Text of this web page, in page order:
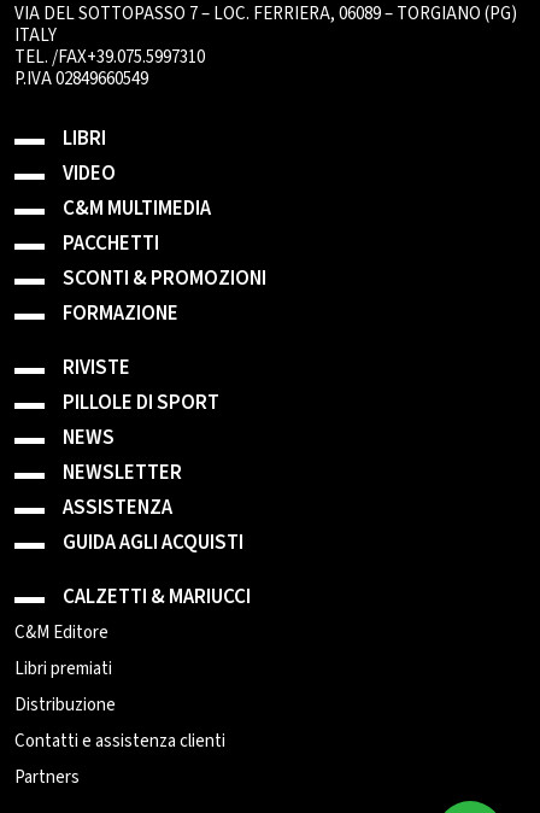
VIA DEL SOTTOPASSO 7 – LOC. FERRIERA, 06089 – TORGIANO (PG)
ITALY
TEL. /FAX+39.075.5997310
P.IVA 02849660549
LIBRI
VIDEO
C&M MULTIMEDIA
PACCHETTI
SCONTI & PROMOZIONI
FORMAZIONE
RIVISTE
PILLOLE DI SPORT
NEWS
NEWSLETTER
ASSISTENZA
GUIDA AGLI ACQUISTI
CALZETTI & MARIUCCI
C&M Editore
Libri premiati
Distribuzione
Contatti e assistenza clienti
Partners